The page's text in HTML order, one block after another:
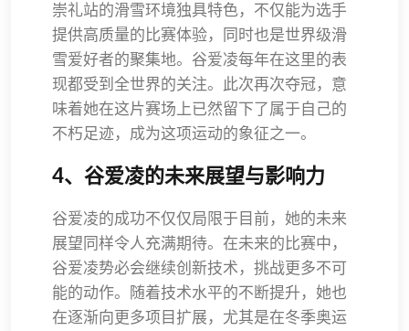
崇礼站的滑雪环境独具特色，不仅能为选手
提供高质量的比赛体验，同时也是世界级滑
雪爱好者的聚集地。谷爱凌每年在这里的表
现都受到全世界的关注。此次再次夺冠，意
味着她在这片赛场上已然留下了属于自己的
不朽足迹，成为这项运动的象征之一。
4、谷爱凌的未来展望与影响力
谷爱凌的成功不仅仅局限于目前，她的未来
展望同样令人充满期待。在未来的比赛中，
谷爱凌势必会继续创新技术，挑战更多不可
能的动作。随着技术水平的不断提升，她也
在逐渐向更多项目扩展，尤其是在冬季奥运